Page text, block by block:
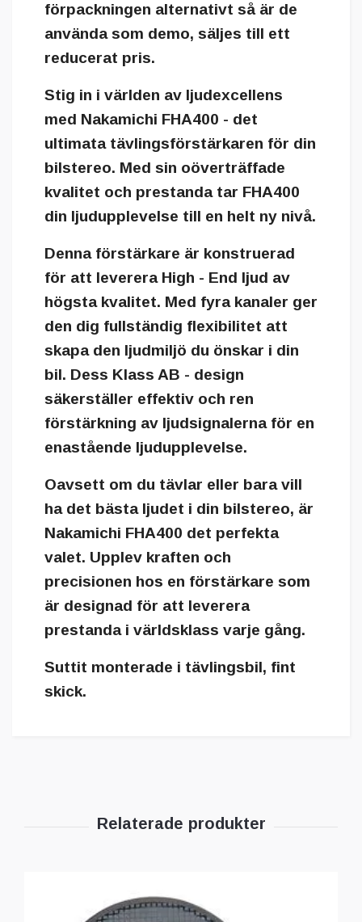
förpackningen alternativt så är de
använda som demo, säljes till ett
reducerat pris.
Stig in i världen av ljudexcellens
med Nakamichi FHA400 - det
ultimata tävlingsförstärkaren för din
bilstereo. Med sin oöverträffade
kvalitet och prestanda tar FHA400
din ljudupplevelse till en helt ny nivå.
Denna förstärkare är konstruerad
för att leverera High - End ljud av
högsta kvalitet. Med fyra kanaler ger
den dig fullständig flexibilitet att
skapa den ljudmiljö du önskar i din
bil. Dess Klass AB - design
säkerställer effektiv och ren
förstärkning av ljudsignalerna för en
enastående ljudupplevelse.
Oavsett om du tävlar eller bara vill
ha det bästa ljudet i din bilstereo, är
Nakamichi FHA400 det perfekta
valet. Upplev kraften och
precisionen hos en förstärkare som
är designad för att leverera
prestanda i världsklass varje gång.
Suttit monterade i tävlingsbil, fint
skick.